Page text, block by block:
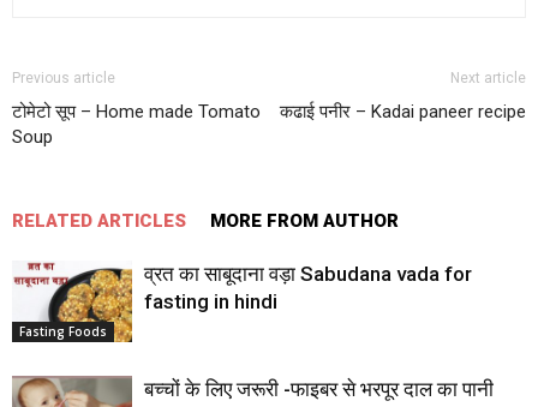
Previous article
टोमेटो सूप – Home made Tomato
Soup
Next article
कढाई पनीर – Kadai paneer recipe
RELATED ARTICLES MORE FROM AUTHOR
Fasting Foods
व्रत का साबूदाना वड़ा Sabudana vada for
fasting in hindi
बच्‍चों के लिए जरूरी -फाइबर से भरपूर दाल का पानी